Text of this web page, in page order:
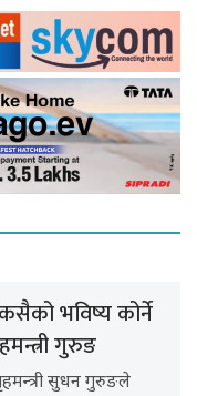
भविष्य कोर्ने
गुरुङ
सुधन गुरुङले